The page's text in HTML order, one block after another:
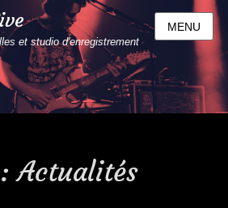
et studio d'enregistrement
MENU
:Actualités